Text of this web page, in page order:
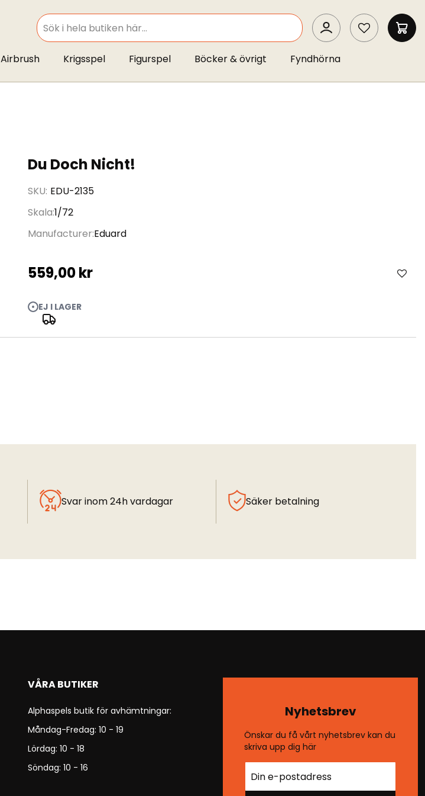
SEARCH
SEARCH
MIN
Airbrush Krigsspel Figurspel Böcker & övrigt Fyndhörna
Du Doch Nicht!
SKU EDU-2135
Skala1/72
Manufacturer Eduard
559,00 kr
EJ I LAGER
Svar inom 24h vardagar Säker betalning
VÅRA BUTIKER
Alphaspels butik för avhämtningar:
Måndag-Fredag: 10 - 19
Lördag: 10 - 18
Söndag: 10 - 16
Nyhetsbrev
Önskar du få vårt nyhetsbrev kan du
skriva upp dig här